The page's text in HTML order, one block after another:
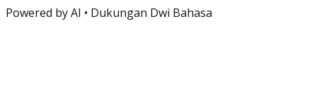
Powered by AI • Dukungan Dwi Bahasa